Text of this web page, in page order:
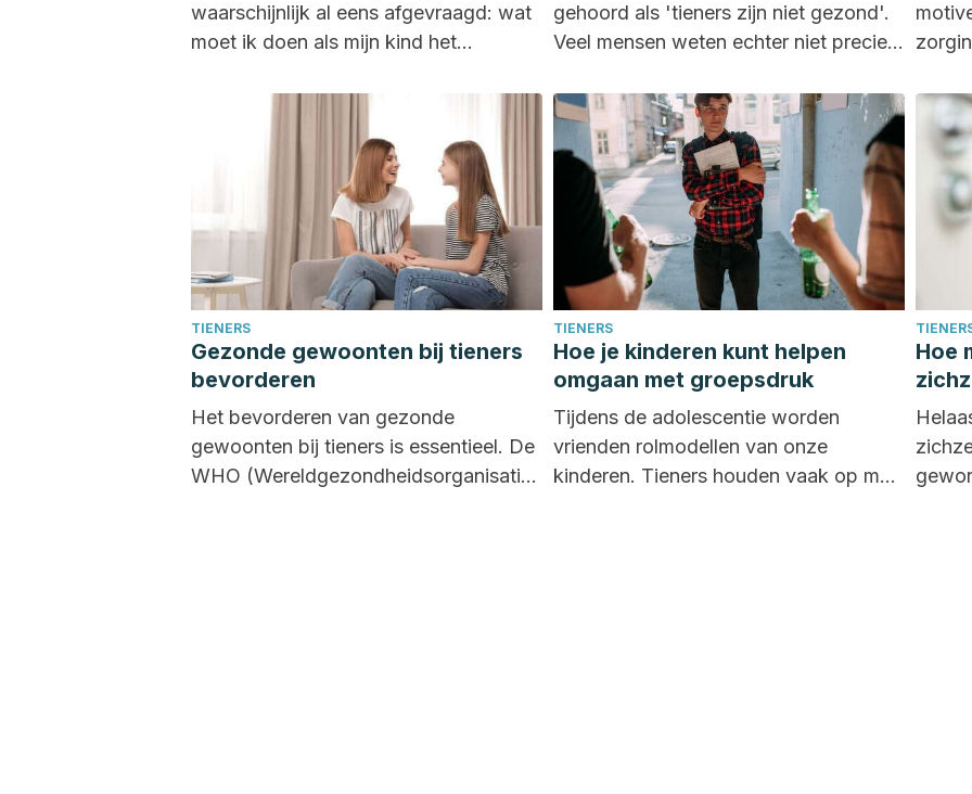
waarschijnlijk al eens afgevraagd: wat
moet ik doen als mijn kind het...
gehoord als 'tieners zijn niet gezond'.
Veel mensen weten echter niet precies
TIENERS
Gezonde gewoonten bij tieners
bevorderen
Het bevorderen van gezonde
gewoonten bij tieners is essentieel. De
WHO (Wereldgezondheidsorganisatie)
TIENERS
Hoe je kinderen kunt helpen
omgaan met groepsdruk
Tijdens de adolescentie worden
vrienden rolmodellen van onze
kinderen. Tieners houden vaak op met
Hoe